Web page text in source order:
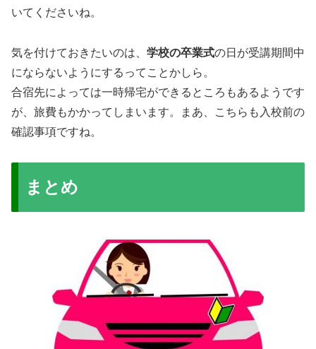
いてくださいね。
気を付けておきたいのは、 学校の卒業式の日が受講期間中
にならないようにするってことかしら。
合宿先によっては一時帰宅ができるところもあるようです
が、旅費もかかってしまいます。まあ、こちらも入校前の
確認事項ですね。
まとめ